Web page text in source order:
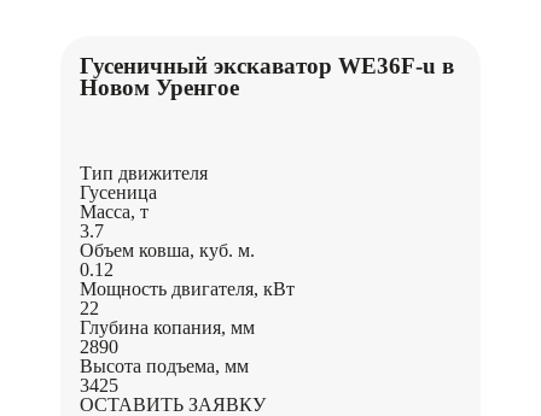
Гусеничный экскаватор WE36F-u в
Новом Уренгое
Тип движителя
Гусеница
Масса, т
3.7
Объем ковша, куб. м.
0.12
Мощность двигателя, кВт
22
Глубина копания, мм
2890
Высота подъема, мм
3425
ОСТАВИТЬ ЗАЯВКУ